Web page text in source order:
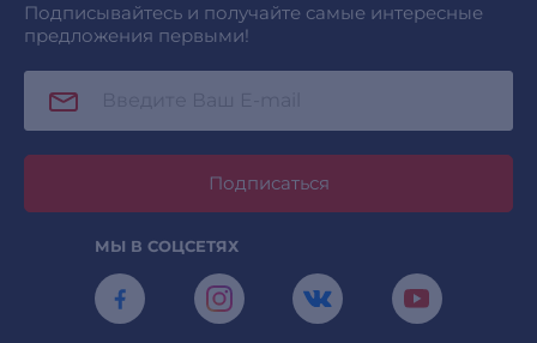
Подписывайтесь и получайте самые интересные
предложения первыми!
Подписаться
МЫ В СОЦСЕТЯХ